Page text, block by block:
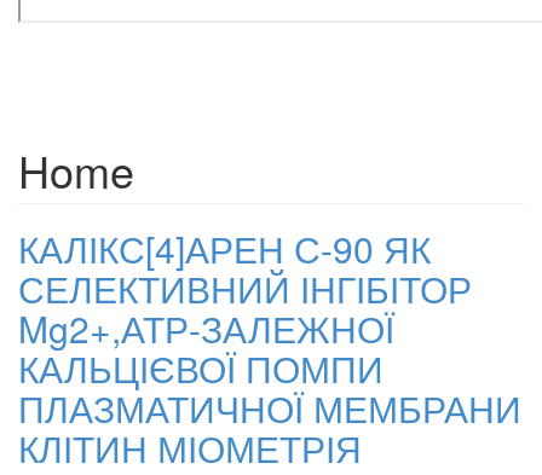
Home
КАЛІКС[4]АРЕН С-90 ЯК
СЕЛЕКТИВНИЙ ІНГІБІТОР
Mg2+,АТР-ЗАЛЕЖНОЇ
КАЛЬЦІЄВОЇ ПОМПИ
ПЛАЗМАТИЧНОЇ МЕМБРАНИ
КЛІТИН МІОМЕТРІЯ